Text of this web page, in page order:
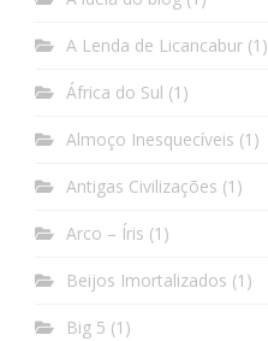
A Lenda de Licancabur (1)
África do Sul (1)
Almoço Inesquecíveis (1)
Antigas Civilizações (1)
Arco – Íris (1)
Beijos Imortalizados (1)
Big 5 (1)